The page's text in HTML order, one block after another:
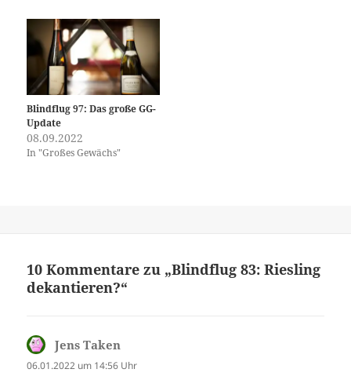
Blindflug 97: Das große GG-
Update
08.09.2022
In "Großes Gewächs"
10 Kommentare zu „Blindflug 83: Riesling
dekantieren?“
Jens Taken
06.01.2022 um 14:56 Uhr